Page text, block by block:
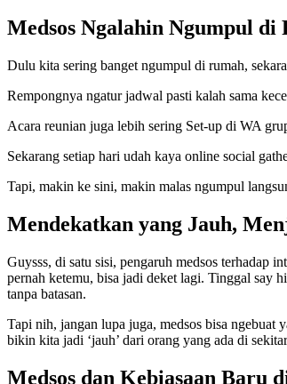
Medsos Ngalahin Ngumpul di
Dulu kita sering banget ngumpul di rumah,
Rempongnya ngatur jadwal pasti kalah sama
Acara reunian juga lebih sering Set-up di WA
Sekarang setiap hari udah kaya online social
Tapi, makin ke sini, makin malas ngumpul
Mendekatkan yang Jauh,
Guysss, di satu sisi, pengaruh medsos terhadap
pernah ketemu, bisa jadi deket lagi. Tinggal say
tanpa batasan.
Tapi nih, jangan lupa juga, medsos bisa ngebuat
bikin kita jadi ‘jauh’ dari orang yang ada di
Medsos dan Kebiasaan Baru